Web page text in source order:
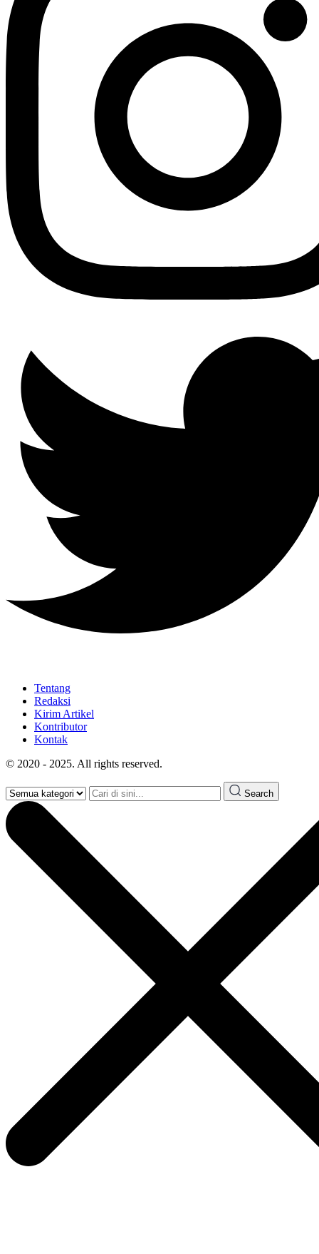
Tentang
Redaksi
Kirim Artikel
Kontributor
Kontak
© 2020 - 2025. All rights reserved.
Search